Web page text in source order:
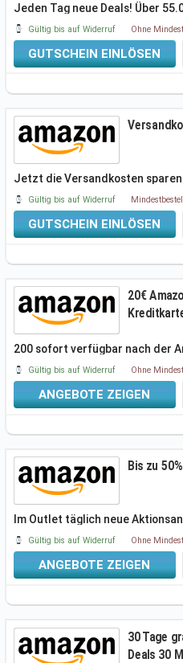
Jeden Tag neue Deals! Über
Angebote des Tages mit bis
Gültig bis auf Widerruf Ohne
GUTSCHEIN EINLÖSEN
Jetzt die Versandkosten
Neukunden. Einfach
Gültig bis auf Widerruf
GUTSCHEIN EINLÖSEN
20€
200 sofort verfügbar nach der
Startguthaben sichern. Viele
Gültig bis auf Widerruf Ohne
ANGEBOTE ZEIGEN
Bis zu
Im Outlet täglich neue
50%
Gültig bis auf Widerruf Ohne
ANGEBOTE ZEIGEN
30 Tage
Deals 30